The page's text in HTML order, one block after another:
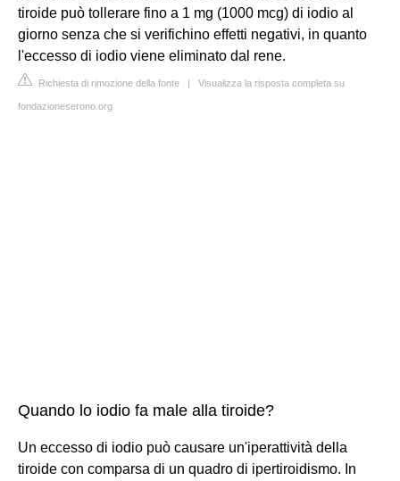
tiroide può tollerare fino a 1 mg (1000 mcg) di iodio al
giorno senza che si verifichino effetti negativi, in quanto
l'eccesso di iodio viene eliminato dal rene.
Richiesta di rimozione della fonte | Visualizza la risposta completa su
fondazioneserono.org
Quando lo iodio fa male alla tiroide?
Un eccesso di iodio può causare un'iperattività della
tiroide con comparsa di un quadro di ipertiroidismo. In